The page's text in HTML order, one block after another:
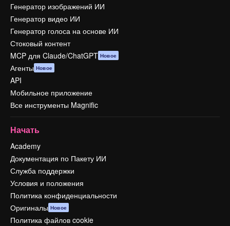
Генератор изображений ИИ
Генератор видео ИИ
Генератор голоса на основе ИИ
Стоковый контент
MCP для Claude/ChatGPT Новое
Агенты Новое
API
Мобильное приложение
Все инструменты Magnific
Начать
Academy
Документация по Пакету ИИ
Служба поддержки
Условия и положения
Политика конфиденциальности
Оригиналы Новое
Политика файлов cookie